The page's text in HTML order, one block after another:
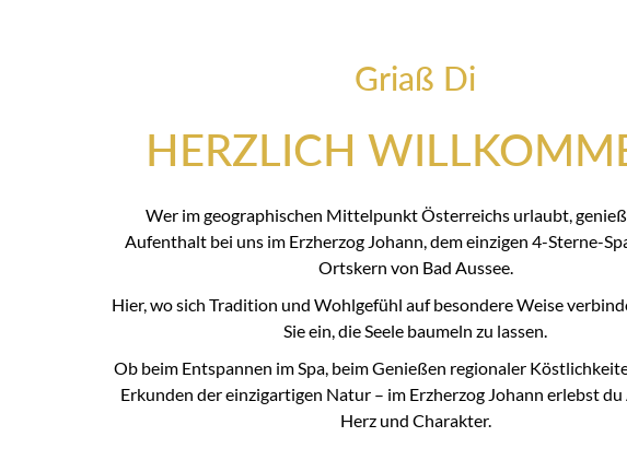
Griaß Di
HERZLICH
Wer im geographischen Mittelpunkt Österreichs urlaubt,
Aufenthalt bei uns im Erzherzog Johann, dem einzigen 4-Sterne-
Ortskern von Bad Aussee.
Hier, wo sich Tradition und Wohlgefühl auf besondere Weise
Sie ein, die Seele baumeln zu lassen.
Ob beim Entspannen im Spa, beim Genießen regionaler
Erkunden der einzigartigen Natur – im Erzherzog Johann erlebst
Herz und Charakter.